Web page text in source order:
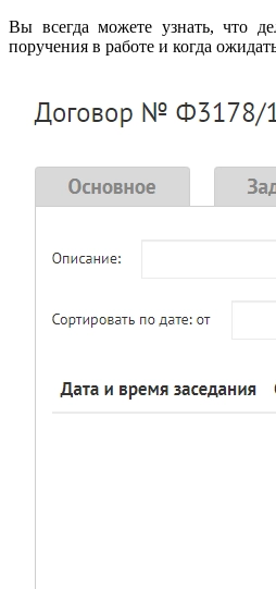
Вы всегда можете узнать, что
поручения в работе и когда ожидать